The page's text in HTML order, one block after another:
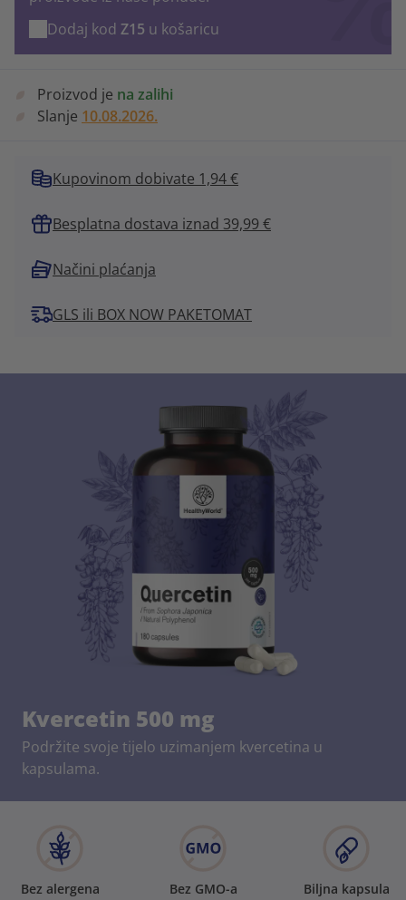
Dodaj kod Z15 u košaricu
Proizvod je na zalihi
Slanje 10.08.2026.
Kupovinom dobivate 1,94 €
Besplatna dostava iznad 39,99 €
Načini plaćanja
GLS ili BOX NOW PAKETOMAT
Kvercetin 500 mg
Podržite svoje tijelo uzimanjem kvercetina u
kapsulama.
Bez alergena Bez GMO-a Biljna kapsula